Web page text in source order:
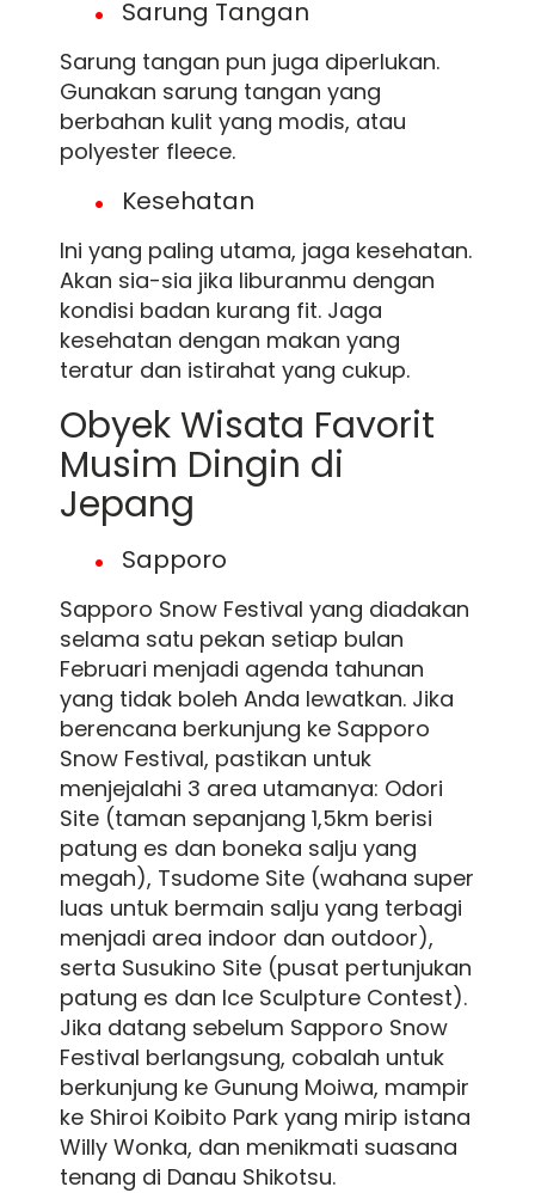
Sarung Tangan
Sarung tangan pun juga diperlukan.
Gunakan sarung tangan yang
berbahan kulit yang modis, atau
polyester fleece.
Kesehatan
Ini yang paling utama, jaga kesehatan.
Akan sia-sia jika liburanmu dengan
kondisi badan kurang fit. Jaga
kesehatan dengan makan yang
teratur dan istirahat yang cukup.
Obyek Wisata Favorit
Musim Dingin di
Jepang
Sapporo
Sapporo Snow Festival yang diadakan
selama satu pekan setiap bulan
Februari menjadi agenda tahunan
yang tidak boleh Anda lewatkan. Jika
berencana berkunjung ke Sapporo
Snow Festival, pastikan untuk
menjejalahi 3 area utamanya: Odori
Site (taman sepanjang 1,5km berisi
patung es dan boneka salju yang
megah), Tsudome Site (wahana super
luas untuk bermain salju yang terbagi
menjadi area indoor dan outdoor),
serta Susukino Site (pusat pertunjukan
patung es dan Ice Sculpture Contest).
Jika datang sebelum Sapporo Snow
Festival berlangsung, cobalah untuk
berkunjung ke Gunung Moiwa, mampir
ke Shiroi Koibito Park yang mirip istana
Willy Wonka, dan menikmati suasana
tenang di Danau Shikotsu.